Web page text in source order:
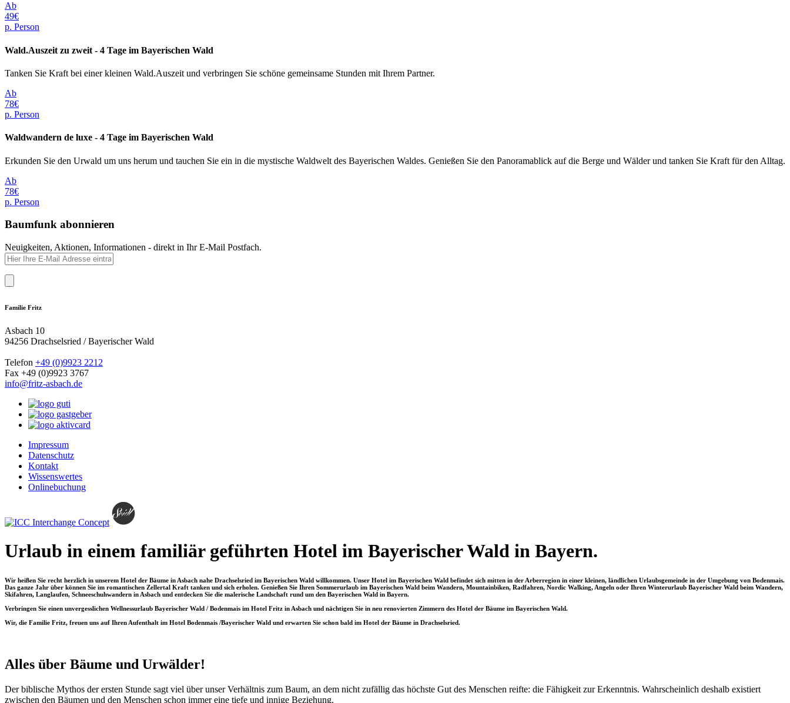
Ab
49€
p. Person
Wald.Auszeit zu zweit - 4 Tage im Bayerischen Wald
Tanken Sie Kraft bei einer kleinen Wald.Auszeit und verbringen Sie schöne gemeinsame Stunden mit Ihrem Partner.
Ab
78€
p. Person
Waldwandern de luxe - 4 Tage im Bayerischen Wald
Erkunden Sie den Urwald um uns herum und tauchen Sie ein in die mystische Waldwelt des Bayerischen Waldes. Genießen Sie den Panoramablick auf die Berge und Wälder und tanken Sie Kraft für den Alltag.
Ab
78€
p. Person
Baumfunk abonnieren
Neuigkeiten, Aktionen, Informationen - direkt in Ihr E-Mail Postfach.
Familie Fritz
Asbach 10
94256 Drachselsried / Bayerischer Wald
Telefon +49 (0)9923 2212
Fax +49 (0)9923 3767
info@fritz-asbach.de
Impressum
Datenschutz
Kontakt
Wissenswertes
Onlinebuchung
Urlaub in einem familiär geführten Hotel im Bayerischer Wald in Bayern.
Wir heißen Sie recht herzlich in unserem Hotel der Bäume in Asbach nahe Drachselsried im Bayerischen Wald willkommen. Unser Hotel im Bayerischen Wald befindet sich mitten in der Arberregion in einer kleinen, ländlichen Urlaubsgemeinde in der Umgebung von Bodenmais.
Das ganze Jahr über können Sie im romantischen Zellertal Kraft tanken und sich erholen. Genießen Sie Ihren Sommerurlaub im Bayerischen Wald beim Wandern, Mountainbiken, Radfahren, Nordic Walking, Angeln oder Ihren Winterurlaub Bayerischer Wald beim Wandern,
Skifahren, Langlaufen, Schneeschuhwandern in Asbach und entdecken Sie die malerische Landschaft rund um den Bayerischen Wald in Bayern.
Verbringen Sie einen unvergesslichen Wellnessurlaub Bayerischer Wald / Bodenmais im Hotel Fritz in Asbach und nächtigen Sie in neu renovierten Zimmern des Hotel der Bäume im Bayerischen Wald.
Wir, die Familie Fritz, freuen uns auf Ihren Aufenthalt im Hotel Bodenmais /Bayerischer Wald und erwarten Sie schon bald im Hotel der Bäume in Drachselsried.
Alles über Bäume und Urwälder!
Der biblische Mythos der ersten Stunde sagt viel über unser Verhältnis zum Baum, an dem nicht zufällig das höchste Gut des Menschen reifte: die Fähigkeit zur Erkenntnis. Wahrscheinlich deshalb existiert
zwischen den Bäumen und den Menschen schon immer eine tiefe und innige Beziehung.